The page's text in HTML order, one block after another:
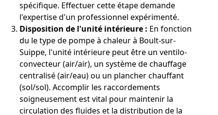
spécifique. Effectuer cette étape demande
l'expertise d'un professionnel expérimenté.
Disposition de l'unité intérieure : En fonction
du le type de pompe à chaleur à Boult-sur-
Suippe, l'unité intérieure peut être un ventilo-
convecteur (air/air), un système de chauffage
centralisé (air/eau) ou un plancher chauffant
(sol/sol). Accomplir les raccordements
soigneusement est vital pour maintenir la
circulation des fluides et la distribution de la